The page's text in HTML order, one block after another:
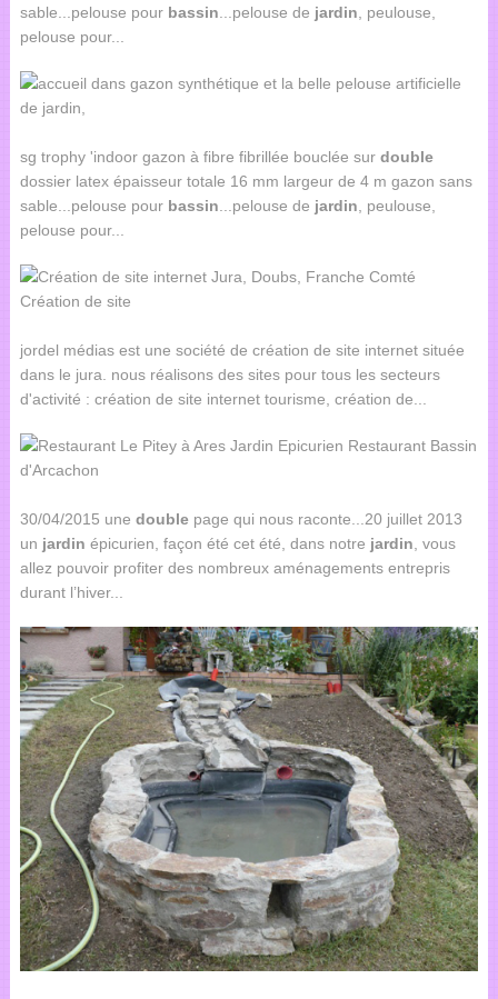
sable...pelouse pour bassin ...pelouse de jardin , peulouse,
pelouse pour...
sg trophy 'indoor gazon à fibre fibrillée bouclée sur double
dossier latex épaisseur totale 16 mm largeur de 4 m gazon sans
sable...pelouse pour bassin ...pelouse de jardin , peulouse,
pelouse pour...
jordel médias est une société de création de site internet située
dans le jura. nous réalisons des sites pour tous les secteurs
d'activité : création de site internet tourisme, création de...
30/04/2015 une doublepage qui nous raconte...20 juillet 2013
un jardin épicurien, façon été cet été, dans notre jardin , vous
allez pouvoir profiter des nombreux aménagements entrepris
durant l’hiver...